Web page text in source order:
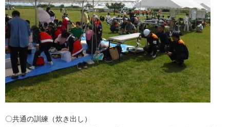
〇共通の訓練（炊き出し）